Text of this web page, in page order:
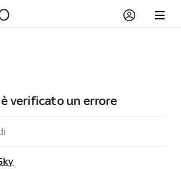
verificato un errore